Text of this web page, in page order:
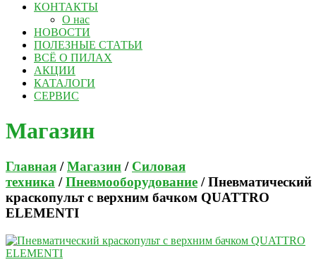
КОНТАКТЫ
О нас
НОВОСТИ
ПОЛЕЗНЫЕ СТАТЬИ
ВСЁ О ПИЛАХ
АКЦИИ
КАТАЛОГИ
СЕРВИС
Магазин
Главная /Магазин / Силовая
техника /Пневмооборудование / Пневматический
краскопульт с верхним бачком QUATTRO
ELEMENTI